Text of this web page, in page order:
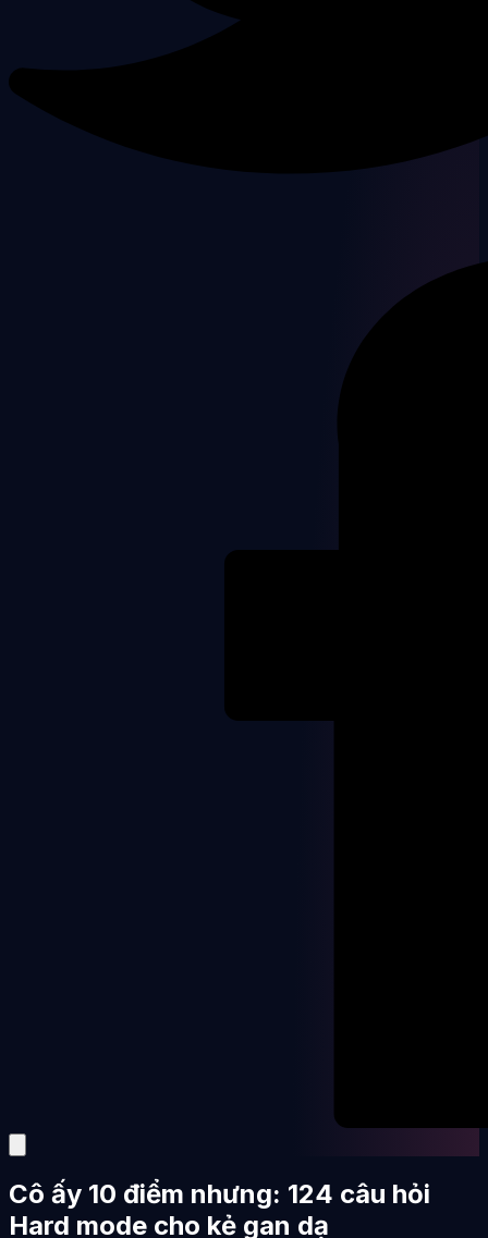
Cô ấy 10 điểm nhưng: 124 câu hỏi
Hard mode cho kẻ gan dạ